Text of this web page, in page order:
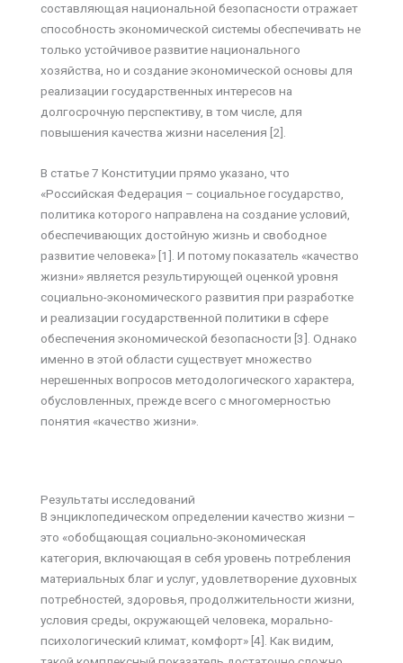
составляющая национальной безопасности отражает
способность экономической системы обеспечивать не
только устойчивое развитие национального
хозяйства, но и создание экономической основы для
реализации государственных интересов на
долгосрочную перспективу, в том числе, для
повышения качества жизни населения [2].
В статье 7 Конституции прямо указано, что
«Российская Федерация – социальное государство,
политика которого направлена на создание условий,
обеспечивающих достойную жизнь и свободное
развитие человека» [1]. И потому показатель «качество
жизни» является результирующей оценкой уровня
социально-экономического развития при разработке
и реализации государственной политики в сфере
обеспечения экономической безопасности [3]. Однако
именно в этой области существует множество
нерешенных вопросов методологического характера,
обусловленных, прежде всего с многомерностью
понятия «качество жизни».
Результаты исследований
В энциклопедическом определении качество жизни –
это «обобщающая социально-экономическая
категория, включающая в себя уровень потребления
материальных благ и услуг, удовлетворение духовных
потребностей, здоровья, продолжительности жизни,
условия среды, окружающей человека, морально-
психологический климат, комфорт» [4]. Как видим,